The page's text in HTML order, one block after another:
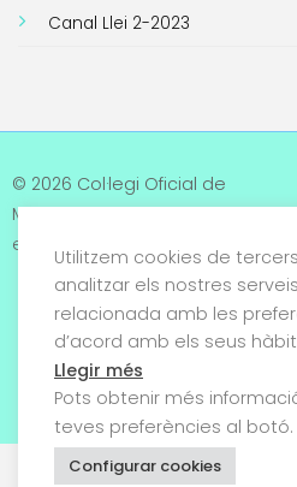
Canal Llei 2-2023
© 2026 Col·legi Oficial de
Metges de Tarragona. Tots
els drets reservats
Utilitzem cookies de
analitzar els nostres
relacionada amb les
d’acord amb els seus
Llegir més
Pots obtenir més
teves preferències al botó.
Configurar cookies